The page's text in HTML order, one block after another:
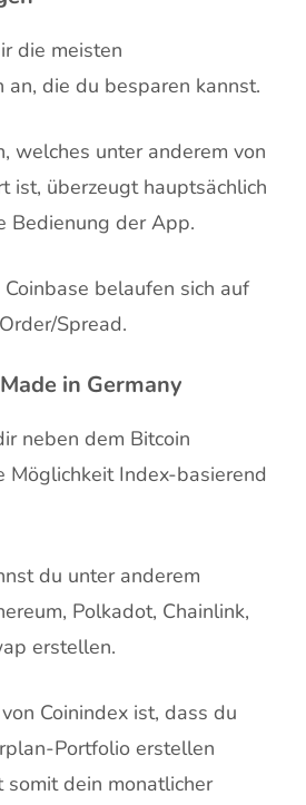
die meisten
die du besparen kannst.
welches unter anderem von
ist, überzeugt hauptsächlich
Bedienung der App.
belaufen sich auf
Spread.
in Germany
neben dem Bitcoin
Möglichkeit Index-basierend
du unter anderem
Polkadot, Chainlink,
erstellen.
Coinindex ist, dass du
Portfolio erstellen
somit dein monatlicher